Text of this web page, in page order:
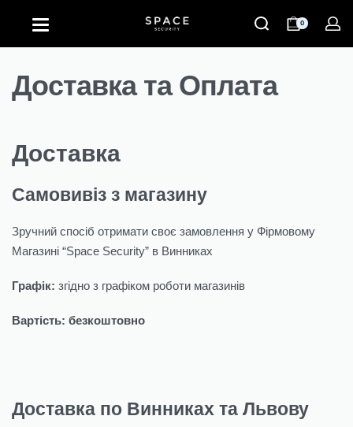
0
Доставка та Оплата
Доставка
Самовивіз з магазину
Зручний спосіб отримати своє замовлення у Фірмовому
Магазині “Space Security” в Винниках
Графік: згідно з графіком роботи магазинів
Вартість: безкоштовно
Доставка по Винниках та Львову